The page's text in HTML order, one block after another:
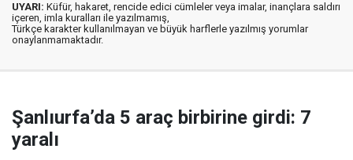
UYARI: Küfür, hakaret, rencide edici cümleler veya imalar, inançlara saldırı
içeren, imla kuralları ile yazılmamış,
Türkçe karakter kullanılmayan ve büyük harflerle yazılmış yorumlar
onaylanmamaktadır.
Şanlıurfa’da 5 araç birbirine girdi: 7
yaralı